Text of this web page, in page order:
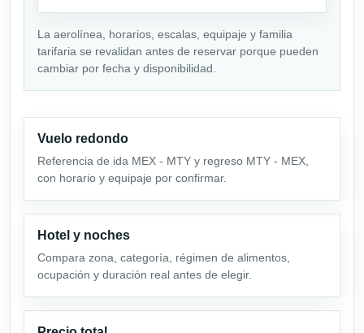
La aerolínea, horarios, escalas, equipaje y familia
tarifaria se revalidan antes de reservar porque pueden
cambiar por fecha y disponibilidad.
Vuelo redondo
Referencia de ida MEX - MTY y regreso MTY - MEX,
con horario y equipaje por confirmar.
Hotel y noches
Compara zona, categoría, régimen de alimentos,
ocupación y duración real antes de elegir.